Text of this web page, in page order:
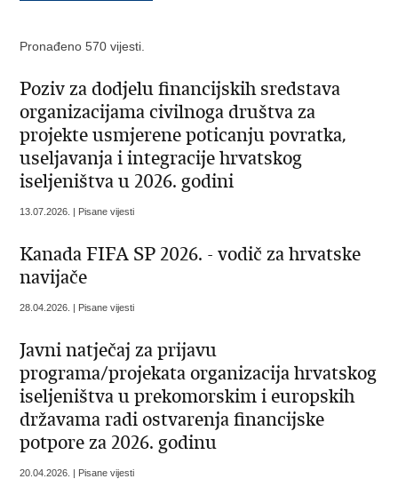
Pronađeno 570 vijesti.
Poziv za dodjelu financijskih sredstava
organizacijama civilnoga društva za
projekte usmjerene poticanju povratka,
useljavanja i integracije hrvatskog
iseljeništva u 2026. godini
13.07.2026. | Pisane vijesti
Kanada FIFA SP 2026. - vodič za hrvatske
navijače
28.04.2026. | Pisane vijesti
Javni natječaj za prijavu
programa/projekata organizacija hrvatskog
iseljeništva u prekomorskim i europskih
državama radi ostvarenja financijske
potpore za 2026. godinu
20.04.2026. | Pisane vijesti